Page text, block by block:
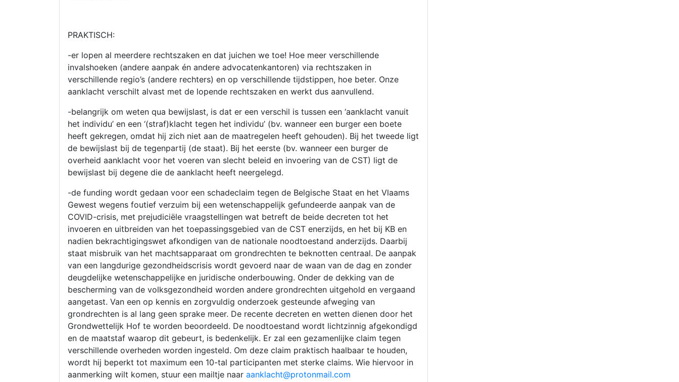
PRAKTISCH:
-er lopen al meerdere rechtszaken en dat juichen we toe! Hoe meer verschillende
invalshoeken (andere aanpak én andere advocatenkantoren) via rechtszaken in
verschillende regio’s (andere rechters) en op verschillende tijdstippen, hoe beter. Onze
aanklacht verschilt alvast met de lopende rechtszaken en werkt dus aanvullend.
-belangrijk om weten qua bewijslast, is dat er een verschil is tussen een ‘aanklacht vanuit
het individu’ en een ‘(straf)klacht tegen het individu’ (bv. wanneer een burger een boete
heeft gekregen, omdat hij zich niet aan de maatregelen heeft gehouden). Bij het tweede ligt
de bewijslast bij de tegenpartij (de staat). Bij het eerste (bv. wanneer een burger de
overheid aanklacht voor het voeren van slecht beleid en invoering van de CST) ligt de
bewijslast bij degene die de aanklacht heeft neergelegd.
-de funding wordt gedaan voor een schadeclaim tegen de Belgische Staat en het Vlaams
Gewest wegens foutief verzuim bij een wetenschappelijk gefundeerde aanpak van de
COVID-crisis, met prejudiciële vraagstellingen wat betreft de beide decreten tot het
invoeren en uitbreiden van het toepassingsgebied van de CST enerzijds, en het bij KB en
nadien bekrachtigingswet afkondigen van de nationale noodtoestand anderzijds. Daarbij
staat misbruik van het machtsapparaat om grondrechten te beknotten centraal. De aanpak
van een langdurige gezondheidscrisis wordt gevoerd naar de waan van de dag en zonder
deugdelijke wetenschappelijke en juridische onderbouwing. Onder de dekking van de
bescherming van de volksgezondheid worden andere grondrechten uitgehold en vergaand
aangetast. Van een op kennis en zorgvuldig onderzoek gesteunde afweging van
grondrechten is al lang geen sprake meer. De recente decreten en wetten dienen door het
Grondwettelijk Hof te worden beoordeeld. De noodtoestand wordt lichtzinnig afgekondigd
en de maatstaf waarop dit gebeurt, is bedenkelijk. Er zal een gezamenlijke claim tegen
verschillende overheden worden ingesteld. Om deze claim praktisch haalbaar te houden,
wordt hij beperkt tot maximum een 10-tal participanten met sterke claims. Wie hiervoor in
aanmerking wilt komen, stuur een mailtje naar aanklacht@protonmail.com